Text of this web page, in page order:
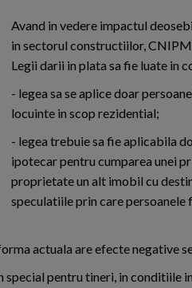
Avand in vedere impactul
in sectorul constructiilor,
Legii darii in plata sa fie luate in
- legea sa se aplice doar
locuinte in scop rezidential;
- legea trebuie sa fie aplicabila
ipotecar pentru cumparea unei
proprietate un alt imobil cu
speculatiile prin care
actuala are efecte negative
pentru tineri, in conditiile